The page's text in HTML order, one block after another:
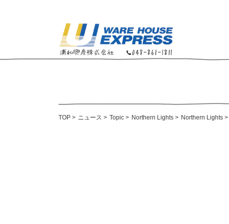
TOP > ニュース > Topic > Northern Lights > Northern Lights >